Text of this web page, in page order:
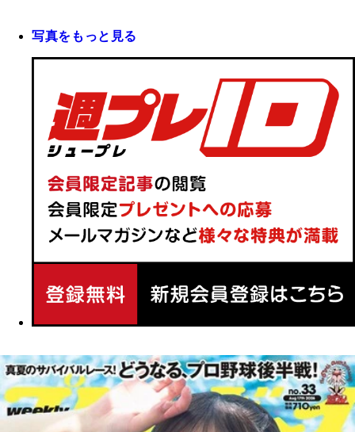
写真をもっと見る